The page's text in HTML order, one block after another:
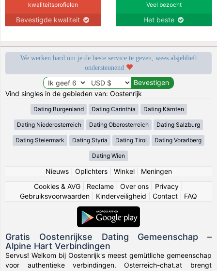
kwaliteitsprofielen
Bevestigde kwaliteit
Veel bezocht
Het beste
We werken hard om je de beste service te geven, wees alsjeblieft
ondersteunend
Vind singles in de gebieden van: Oostenrijk
Dating Burgenland Dating Carinthia Dating Kärnten
Dating Niederosterreich Dating Oberosterreich Dating Salzburg
Dating Steiermark Dating Styria Dating Tirol Dating Vorarlberg
Dating Wien
Nieuws| Oplichters| Winkel| Meningen
Cookies & AVG
Reclame Over ons Privacy
Gebruiksvoorwaarden
Kinderveiligheid Contact FAQ
Gratis Oostenrijkse Dating Gemeenschap –
Alpine Hart Verbindingen
Servus! Welkom bij Oostenrijk's meest gemütliche gemeenschap
voor authentieke verbindingen. Osterreich-chat.at brengt